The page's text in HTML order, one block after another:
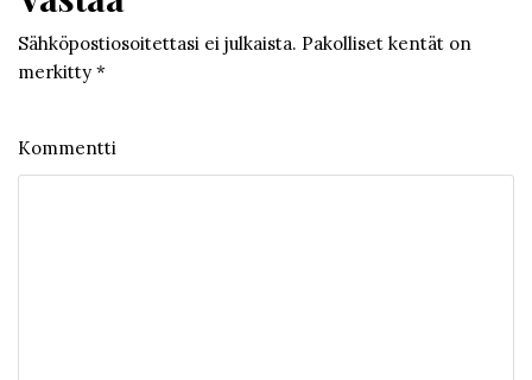
Sähköpostiosoitettasi ei julkaista. Pakolliset kentät on
merkitty *
Kommentti